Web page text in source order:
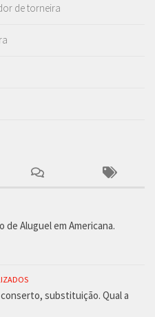
de torneira
de Aluguel em Americana.
substituição. Qual a